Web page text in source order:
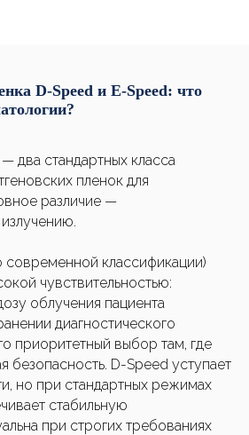
D-Speed и E-Speed: что
два стандартных класса
пленок для
различие —
излучению.
современной классификации)
чувствительностью:
облучения пациента
диагностического
приоритетный выбор там, где
безопасность. D-Speed уступает
но при стандартных режимах
стабильную
при строгих требованиях
вы соглашаетесь с
нфиденциальности
вопрос